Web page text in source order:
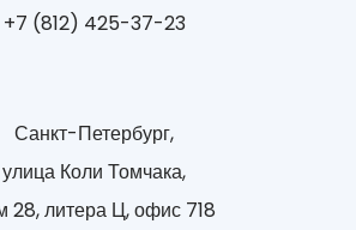
+7 (812) 425-37-23
Санкт-Петербург,
улица Коли Томчака,
28, литера Ц, офис 718